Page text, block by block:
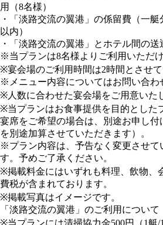
用（8名様）
・「淡路交流の翼港」の係留費（一艇
以内）
・「淡路交流の翼港」とホテル間の送
※当プランは8名様よりご利用いただけ
※宴会場のご利用時間は2時間とさせて
※メニュー内容についてはお問い合わ
※人数に合わせた宴会場をご用意いた
※当プランはお食事提供を目的とした
宴席をご希望の場合は、別途お申し
を別途加算させていただきます）。
※プラン内容は、予告なく変更させて
す。予めご了承ください。
※掲載料金にはいずれも料理、飲物、
費税が含まれております。
※掲載写真はイメージです。
「淡路交流の翼港」のご利用について
※当プランには清掃協力金500円（1艇/